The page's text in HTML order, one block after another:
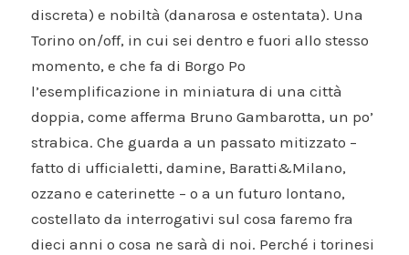
discreta) e nobiltà (danarosa e ostentata). Una
Torino on/off, in cui sei dentro e fuori allo stesso
momento, e che fa di Borgo Po
l’esemplificazione in miniatura di una città
doppia, come afferma Bruno Gambarotta, un po’
strabica. Che guarda a un passato mitizzato –
fatto di ufficialetti, damine, Baratti&Milano,
ozzano e caterinette – o a un futuro lontano,
costellato da interrogativi sul cosa faremo fra
dieci anni o cosa ne sarà di noi. Perché i torinesi